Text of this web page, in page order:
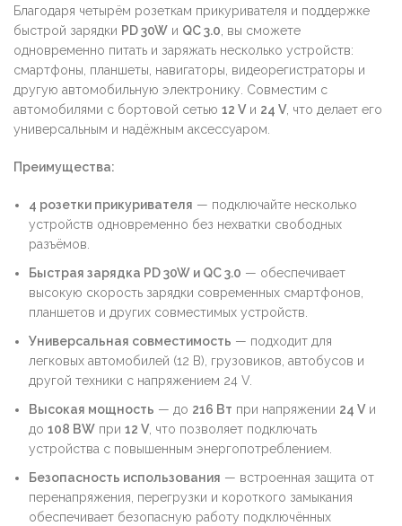
Благодаря четырём розеткам прикуривателя и поддержке
быстрой зарядки PD 30W и QC 3.0 , вы сможете
одновременно питать и заряжать несколько устройств:
смартфоны, планшеты, навигаторы, видеорегистраторы и
другую автомобильную электронику. Совместим с
автомобилями с бортовой сетью 12 Vи 24 V, что делает его
универсальным и надёжным аксессуаром.
Преимущества:
4 розетки прикуривателя — подключайте несколько
устройств одновременно без нехватки свободных
разъёмов.
Быстрая зарядка PD 30W и QC 3.0 — обеспечивает
высокую скорость зарядки современных смартфонов,
планшетов и других совместимых устройств.
Универсальная совместимость — подходит для
легковых автомобилей (12 В), грузовиков, автобусов и
другой техники с напряжением 24 V.
Высокая мощность — до 216 Вт при напряжении 24 Vи
до 108 ВW при 12 V, что позволяет подключать
устройства с повышенным энергопотреблением.
Безопасность использования — встроенная защита от
перенапряжения, перегрузки и короткого замыкания
обеспечивает безопасную работу подключённых